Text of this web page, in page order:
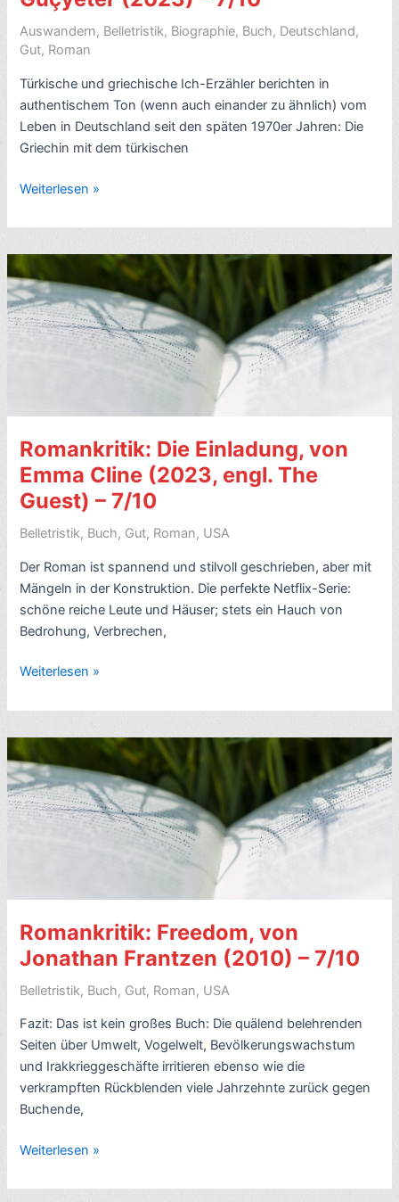
Man
with
the
Hat)
–
7/10
Auswandern, Belletristik, Biographie, Buch, Deutschland,
Gut, Roman
Türkische und griechische Ich-Erzähler berichten in
authentischem Ton (wenn auch einander zu ähnlich) vom
Leben in Deutschland seit den späten 1970er Jahren: Die
Griechin mit dem türkischen
Buchkritik:
Deutschlandmärchen,
von
Dinçer
Güçyeter
(2023)
Weiterlesen »
Romankritik: Die Einladung, von
Emma Cline (2023, engl. The
Guest) – 7/10
Belletristik, Buch, Gut, Roman, USA
Der Roman ist spannend und stilvoll geschrieben, aber mit
Mängeln in der Konstruktion. Die perfekte Netflix-Serie:
schöne reiche Leute und Häuser; stets ein Hauch von
Bedrohung, Verbrechen,
Romankritik:
Einladung,
von
Emma
Cline
(2023,
engl.
Weiterlesen »
Romankritik: Freedom, von
Jonathan Frantzen (2010) – 7/10
Belletristik, Buch, Gut, Roman, USA
Fazit: Das ist kein großes Buch: Die quälend belehrenden
Seiten über Umwelt, Vogelwelt, Bevölkerungswachstum
und Irakkrieggeschäfte irritieren ebenso wie die
verkrampften Rückblenden viele Jahrzehnte zurück gegen
Buchende,
Romankritik:
von
Weiterlesen »